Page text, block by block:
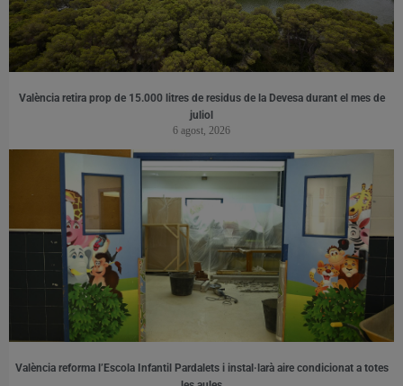
València retira prop de 15.000 litres de residus de la Devesa durant el mes de
juliol
6 agost, 2026
València reforma l’Escola Infantil Pardalets i instal·larà aire condicionat a totes